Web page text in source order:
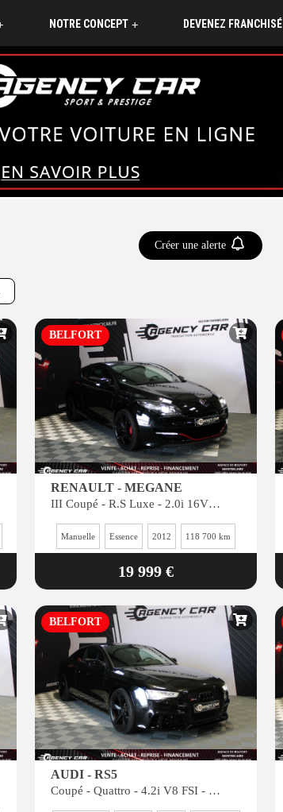
+
NOTRE CONCEPT DEVENEZ FRANCHISÉ
Créer une alerte
BELFORT
RENAULT - MEGANE
III Coupé - R.S Luxe - 2.0i 16V - 265CH - état irréprochable
Manuelle Essence 2012 118 700 km
19 999 €
BELFORT
AUDI - RS5
Coupé - Quattro - 4.2i V8 FSI - BV S-tronic - Faible kilométrage